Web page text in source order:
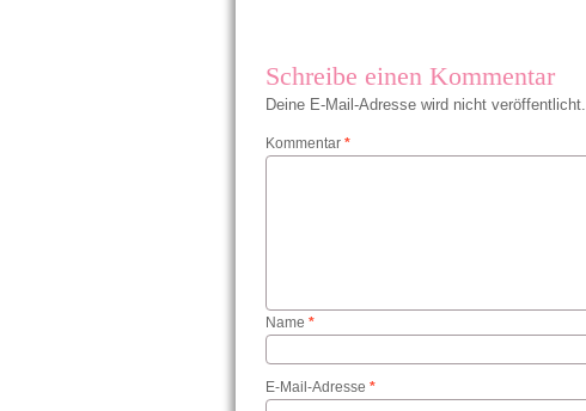
Schreibe einen Kommentar
Deine E-Mail-Adresse wird nicht veröffentlicht.
Kommentar *
Name *
E-Mail-Adresse *